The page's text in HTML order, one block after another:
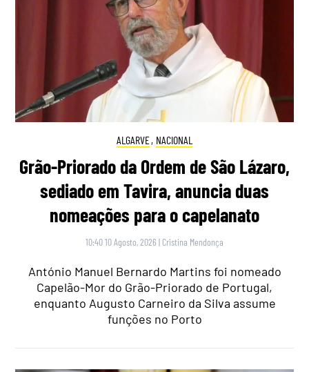
ALGARVE, NACIONAL
Grão-Priorado da Ordem de São Lázaro,
sediado em Tavira, anuncia duas
nomeações para o capelanato
10:40 10 Agosto, 2026 | Cristina Mendonça
António Manuel Bernardo Martins foi nomeado
Capelão-Mor do Grão-Priorado de Portugal,
enquanto Augusto Carneiro da Silva assume
funções no Porto